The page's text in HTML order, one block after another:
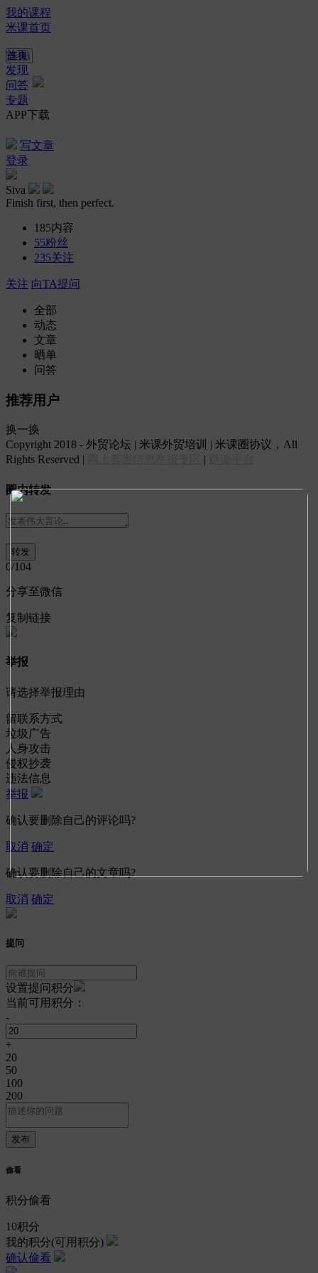
我的课程
米课首页
首页
发现
问答
专题
APP下载
写文章
登录
Siva
Finish first, then perfect.
185内容
55粉丝
235关注
关注 向TA提问
全部
动态
文章
晒单
问答
推荐用户
换一换
Copyright 2018 - 外贸论坛 | 米课外贸培训 | 米课圈协议，All
Rights Reserved |
|
圈内转发
0/104
分享至微信
复制链接
举报
请选择举报理由
留联系方式
垃圾广告
人身攻击
侵权抄袭
违法信息
举报
确认要删除自己的评论吗?
取消 确定
确认要删除自己的文章吗?
取消 确定
提问
设置提问积分
当前可用积分：
-
+
20
50
100
200
偷看
积分偷看
10积分
我的积分(可用积分)
确认偷看